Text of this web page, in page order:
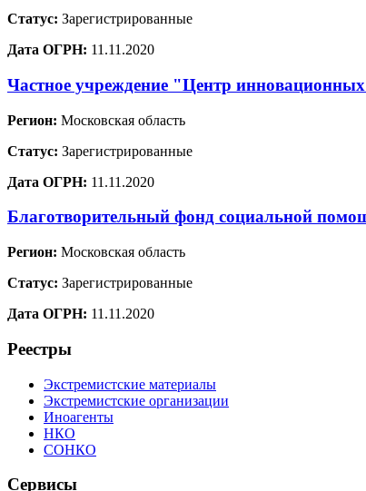
Статус: Зарегистрированные
Дата ОГРН: 11.11.2020
Частное учреждение "Центр
Регион: Московская область
Статус: Зарегистрированные
Дата ОГРН: 11.11.2020
Благотворительный фонд социальной
Регион: Московская область
Статус: Зарегистрированные
Дата ОГРН: 11.11.2020
Реестры
Экстремистские материалы
Экстремистские организации
Иноагенты
НКО
СОНКО
Сервисы